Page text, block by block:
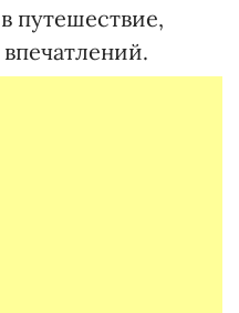
путешествие,